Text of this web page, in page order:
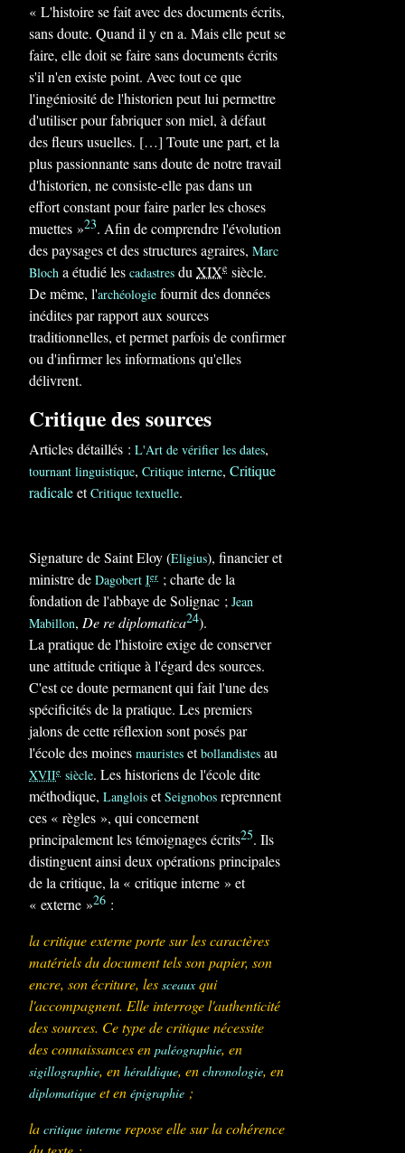
« L'histoire se fait avec des documents écrits,
sans doute. Quand il y en a. Mais elle peut se
faire, elle doit se faire sans documents écrits
s'il n'en existe point. Avec tout ce que
l'ingéniosité de l'historien peut lui permettre
d'utiliser pour fabriquer son miel, à défaut
des fleurs usuelles. […] Toute une part, et la
plus passionnante sans doute de notre travail
d'historien, ne consiste-elle pas dans un
effort constant pour faire parler les choses
muettes »23. Afin de comprendre l'évolution
des paysages et des structures agraires, Marc
Bloch a étudié les cadastres du XIXe siècle.
De même, l'archéologie fournit des données
inédites par rapport aux sources
traditionnelles, et permet parfois de confirmer
ou d'infirmer les informations qu'elles
délivrent.
Critique des sources
Articles détaillés : L'Art de vérifier les dates,
tournant linguistique, Critique interne, Critique
radicaleetCritique textuelle.
Signature de Saint Eloy (Eligius), financier et
ministre de Dagobert Ier ; charte de la
fondation de l'abbaye de Solignac ; Jean
Mabillon, De re diplomatica24).
La pratique de l'histoire exige de conserver
une attitude critique à l'égard des sources.
C'est ce doute permanent qui fait l'une des
spécificités de la pratique. Les premiers
jalons de cette réflexion sont posés par
l'école des moines mauristes etbollandistes au
XVIIe siècle. Les historiens de l'école dite
méthodique, Langlois etSeignobos reprennent
ces « règles », qui concernent
principalement les témoignages écrits25. Ils
distinguent ainsi deux opérations principales
de la critique, la « critique interne » et
« externe »26 :
la critique externe porte sur les caractères
matériels du document tels son papier, son
encre, son écriture, les sceauxqui
l'accompagnent. Elle interroge l'authenticité
des sources. Ce type de critique nécessite
des connaissances en paléographie, en
sigillographie, en héraldique, en chronologie, en
diplomatique et en épigraphie ;
la critique interne repose elle sur la cohérence